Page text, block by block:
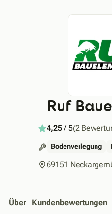
Ruf
4,25/ 5(2
Bodenverlegung
69151
Über Kundenbewertungen